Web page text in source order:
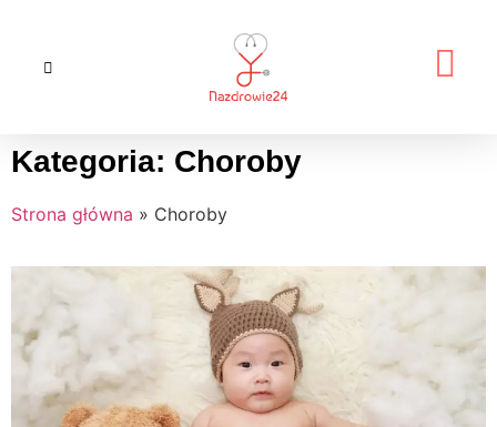
Kategoria: Choroby
Strona główna » Choroby